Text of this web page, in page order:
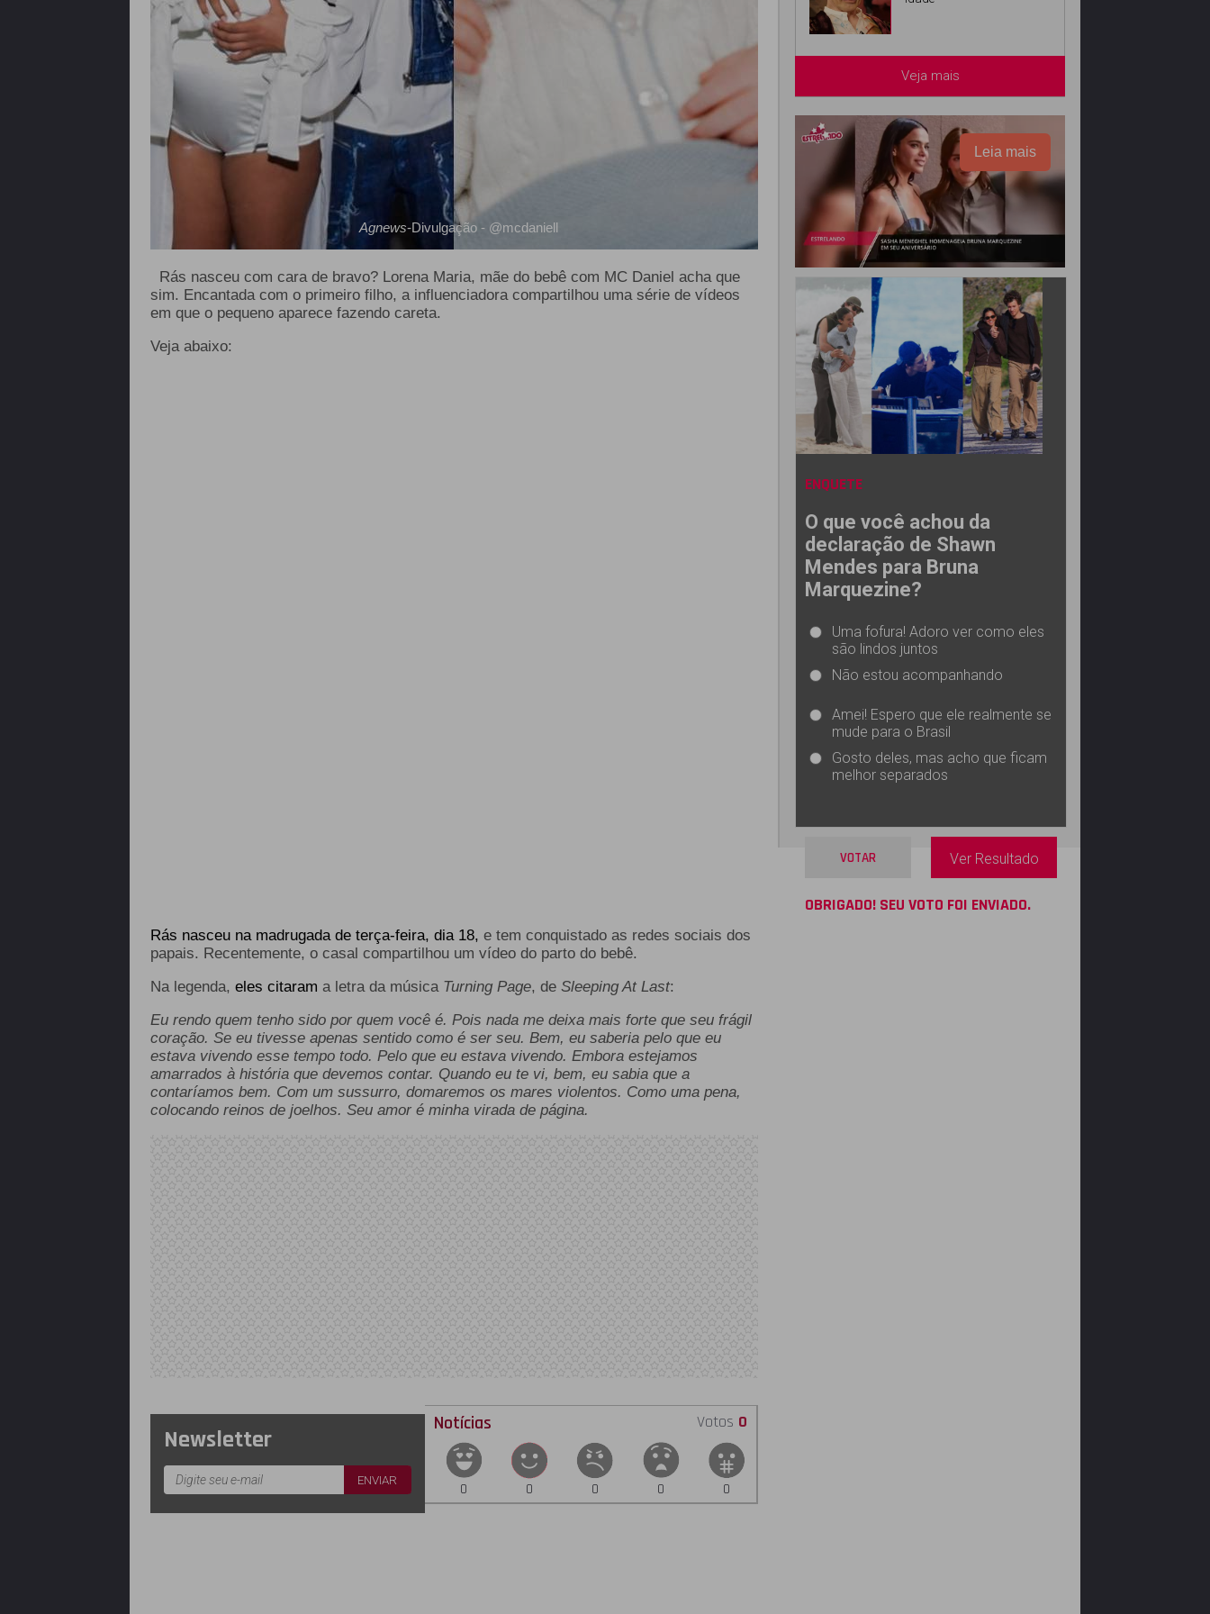
Agnews-Divulgação - @mcdaniell
Rás nasceu com cara de bravo? Lorena Maria, mãe do bebê com MC Daniel acha que
sim. Encantada com o primeiro filho, a influenciadora compartilhou uma série de vídeos
em que o pequeno aparece fazendo careta.
Veja abaixo:
Rás nasceu na madrugada de terça-feira, dia 18, e tem conquistado as redes sociais dos
papais. Recentemente, o casal compartilhou um vídeo do parto do bebê.
Na legenda, eles citaram a letra da música Turning Page, de Sleeping At Last:
Eu rendo quem tenho sido por quem você é. Pois nada me deixa mais forte que seu frágil
coração. Se eu tivesse apenas sentido como é ser seu. Bem, eu saberia pelo que eu
estava vivendo esse tempo todo. Pelo que eu estava vivendo. Embora estejamos
amarrados à história que devemos contar. Quando eu te vi, bem, eu sabia que a
contaríamos bem. Com um sussurro, domaremos os mares violentos. Como uma pena,
colocando reinos de joelhos. Seu amor é minha virada de página.
Newsletter
Notícias Votos 0
0 0 0 0 0
Veja mais
Leia mais
ENQUETE
O que você achou da
declaração de Shawn
Mendes para Bruna
Marquezine?
Uma fofura! Adoro ver como eles
são lindos juntos
Não estou acompanhando
Amei! Espero que ele realmente se
mude para o Brasil
Gosto deles, mas acho que ficam
melhor separados
VOTAR Ver Resultado
OBRIGADO! SEU VOTO FOI ENVIADO.